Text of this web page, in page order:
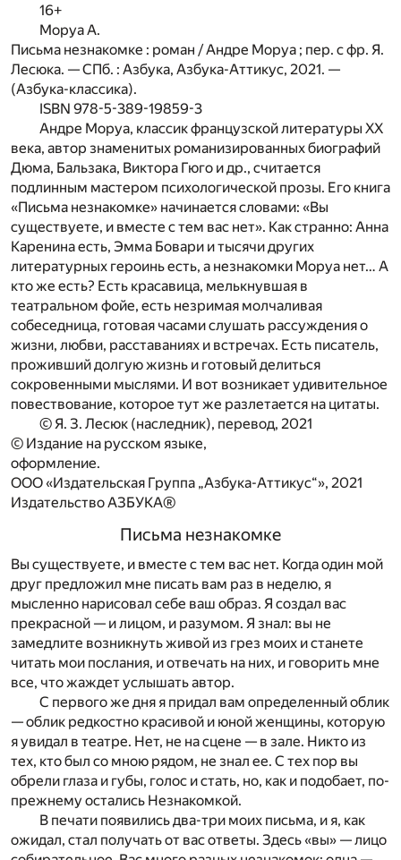
16+
Моруа А.
Письма незнакомке : роман / Андре Моруа ; пер. с фр. Я.
Лесюка. — СПб. : Азбука, Азбука-Аттикус, 2021. —
(Азбука-классика).
ISBN 978-5-389-19859-3
Андре Моруа, классик французской литературы XX
века, автор знаменитых романизированных биографий
Дюма, Бальзака, Виктора Гюго и др., считается
подлинным мастером психологической прозы. Его книга
«Письма незнакомке» начинается словами: «Вы
существуете, и вместе с тем вас нет». Как странно: Анна
Каренина есть, Эмма Бовари и тысячи других
литературных героинь есть, а незнакомки Моруа нет… А
кто же есть? Есть красавица, мелькнувшая в
театральном фойе, есть незримая молчаливая
собеседница, готовая часами слушать рассуждения о
жизни, любви, расставаниях и встречах. Есть писатель,
проживший долгую жизнь и готовый делиться
сокровенными мыслями. И вот возникает удивительное
повествование, которое тут же разлетается на цитаты.
© Я. З. Лесюк (наследник), перевод, 2021
© Издание на русском языке,
оформление.
ООО «Издательская Группа „Азбука-Аттикус“», 2021
Издательство АЗБУКА®
Письма незнакомке
Вы существуете, и вместе с тем вас нет. Когда один мой
друг предложил мне писать вам раз в неделю, я
мысленно нарисовал себе ваш образ. Я создал вас
прекрасной — и лицом, и разумом. Я знал: вы не
замедлите возникнуть живой из грез моих и станете
читать мои послания, и отвечать на них, и говорить мне
все, что жаждет услышать автор.
С первого же дня я придал вам определенный облик
— облик редкостно красивой и юной женщины, которую
я увидал в театре. Нет, не на сцене — в зале. Никто из
тех, кто был со мною рядом, не знал ее. С тех пор вы
обрели глаза и губы, голос и стать, но, как и подобает, по-
прежнему остались Незнакомкой.
В печати появились два-три моих письма, и я, как
ожидал, стал получать от вас ответы. Здесь «вы» — лицо